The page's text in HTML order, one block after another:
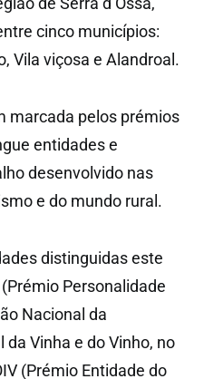
cinco municípios:
Vila viçosa e Alandroal.
marcada pelos prémios
entidades e
desenvolvido nas
e do mundo rural.
distinguidas este
Personalidade
Nacional da
Vinha e do Vinho, no
(Prémio Entidade do